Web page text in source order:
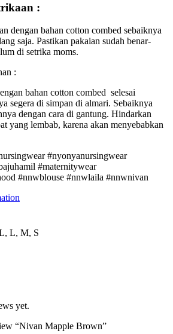
:
dengan bahan cotton combed sebaiknya
saja. Pastikan pakaian sudah benar-
di setrika moms.
:
bahan cotton combed selesai
segera di simpan di almari. Sebaiknya
dengan cara di gantung. Hindarkan
yang lembab, karena akan menyebabkan
#nyonyanursingwear
#maternitywear
#nnwblouse #nnwlaila #nnwnivan
L, M, S
yet.
“Nivan Mapple Brown”